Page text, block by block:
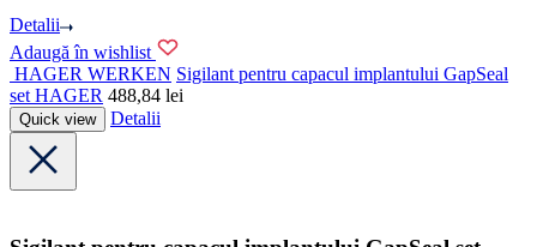
Detalii
Adaugă în wishlist
HAGER WERKEN Sigilant pentru capacul implantului GapSeal
set HAGER 488,84 lei
Quick view Detalii